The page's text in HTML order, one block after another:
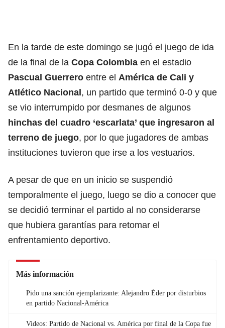
En la tarde de este domingo se jugó el juego de ida
de la final de la Copa Colombia en el estadio
Pascual Guerrero entre el América de Cali y
Atlético Nacional, un partido que terminó 0-0 y que
se vio interrumpido por desmanes de algunos
hinchas del cuadro ‘escarlata’ que ingresaron al
terreno de juego, por lo que jugadores de ambas
instituciones tuvieron que irse a los vestuarios.
A pesar de que en un inicio se suspendió
temporalmente el juego, luego se dio a conocer que
se decidió terminar el partido al no considerarse
que hubiera garantías para retomar el
enfrentamiento deportivo.
Más información
Pido una sanción ejemplarizante: Alejandro Éder por disturbios
en partido Nacional-América
Videos: Partido de Nacional vs. América por final de la Copa fue